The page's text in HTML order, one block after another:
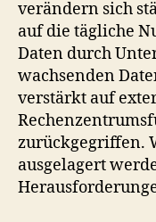
verändern sich
auf die tägliche
Daten durch
wachsenden
verstärkt auf
zurückgegriffen.
ausgelagert